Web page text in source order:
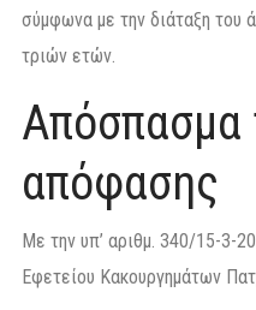
σύμφωνα με την διάταξη του
τριών ετών.
Απόσπασμα
απόφασης
Με την υπ’ αριθμ. 340/15-3-
Εφετείου Κακουργημάτων